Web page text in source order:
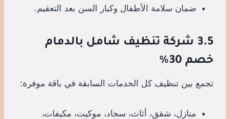
ضمان سلامة الأطفال وكبار السن بعد التعقيم.
3.5 شركة تنظيف شامل بالدمام
خصم 30%
تجمع بين تنظيف كل الخدمات السابقة في باقة موفرة:
منازل، شقق، أثاث، سجاد، موكيت، مكيفات،